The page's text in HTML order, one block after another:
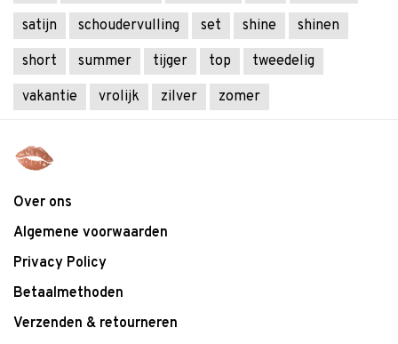
satijn
schoudervulling set shine
shinen
short
summer tijger top
tweedelig
vakantie
vrolijk zilver zomer
Over ons
Algemene voorwaarden
Privacy Policy
Betaalmethoden
Verzenden & retourneren